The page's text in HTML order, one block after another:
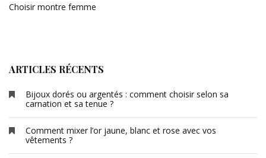
Choisir montre femme
ARTICLES RÉCENTS
Bijoux dorés ou argentés : comment choisir selon sa
carnation et sa tenue ?
Comment mixer l’or jaune, blanc et rose avec vos
vêtements ?